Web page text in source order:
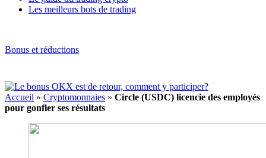
Les meilleurs bots de trading
Bonus et réductions
Accueil » Cryptomonnaies » Circle (USDC) licencie des employés
pour gonfler ses résultats